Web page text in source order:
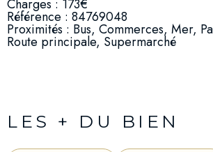
Charges : 173€
Référence : 84769048
Proximités : Bus, Commerces, Mer,
Route principale, Supermarché
LES + DU BIEN